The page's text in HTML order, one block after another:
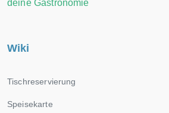
deine Gastronomie
Wiki
Tischreservierung
Speisekarte